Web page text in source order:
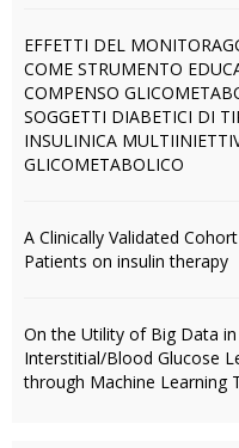
EFFETTI DEL
COME STRUMENTO
COMPENSO
SOGGETTI DIABETICI DI
INSULINICA
GLICOMETABOLICO
A Clinically Validated
Patients on insulin therapy
On the Utility of Big Data
Interstitial/Blood Glucose
through Machine Learning